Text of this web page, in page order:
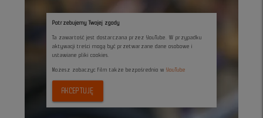
Potrzebujemy Twojej zgody
Ta zawartość jest dostarczana przez YouTube. W przypadku
aktywacji treści mogą być przetwarzane dane osobowe i
ustawiane pliki cookies.
Możesz zobaczyc film także bezpośrednio w YouTube
AKCEPTUJĘ